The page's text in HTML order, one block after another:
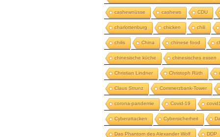
cashewnüsse cashews CDU
charlottenburg chicken chili
chilis China chinese food
chinesische küche chinesisches essen
Christian Lindner Christoph Rüth
Claus Strunz Commerzbank-Tower
corona-pandemie Covid-19
Cyberattacken Cybersicherheit
Das Phantom des Alexander Wolf DDP